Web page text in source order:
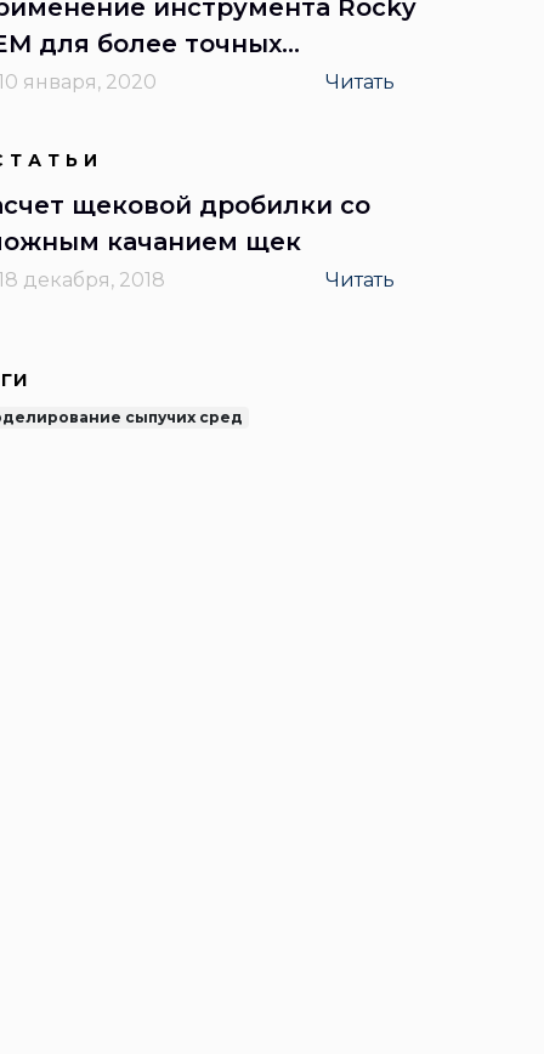
инструмента Rocky
для более точных
расчетов
января, 2020 Читать
щековой дробилки со
качанием щек
декабря, 2018 Читать
сыпучих сред